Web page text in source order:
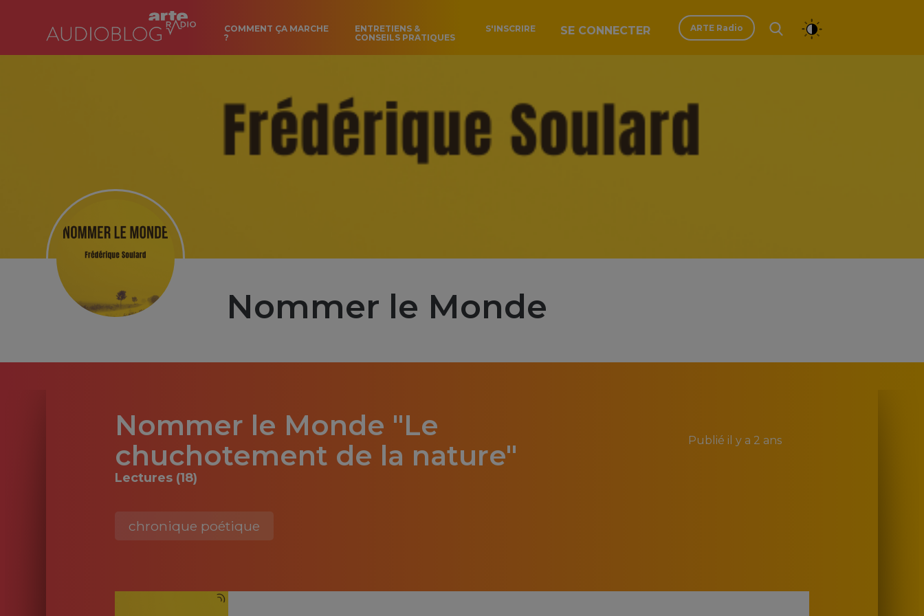
COMMENT ÇA MARCHE
?
ENTRETIENS &
CONSEILS PRATIQUES
S'INSCRIRE SE CONNECTER ARTE Radio
Nommer le Monde
Nommer le Monde "Le
chuchotement de la nature"
Publié il y a 2 ans
Lectures (18)
chronique poétique